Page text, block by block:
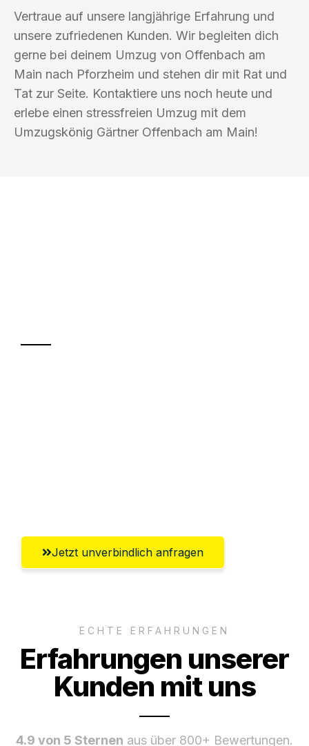
Vertraue auf unsere langjährige Erfahrung und
unsere zufriedenen Kunden. Wir begleiten dich
gerne bei deinem Umzug von Offenbach am
Main nach Pforzheim und stehen dir mit Rat und
Tat zur Seite. Kontaktiere uns noch heute und
erlebe einen stressfreien Umzug mit dem
Umzugskönig Gärtner Offenbach am Main!
Jetzt unverbindlich anfragen
ECHTE ERFAHRUNGEN
Erfahrungen unserer
Kunden mit uns
4.9 von 5 Sternen aus über 800+ Bewertungen.